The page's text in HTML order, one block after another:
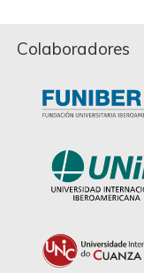
Colaboradores